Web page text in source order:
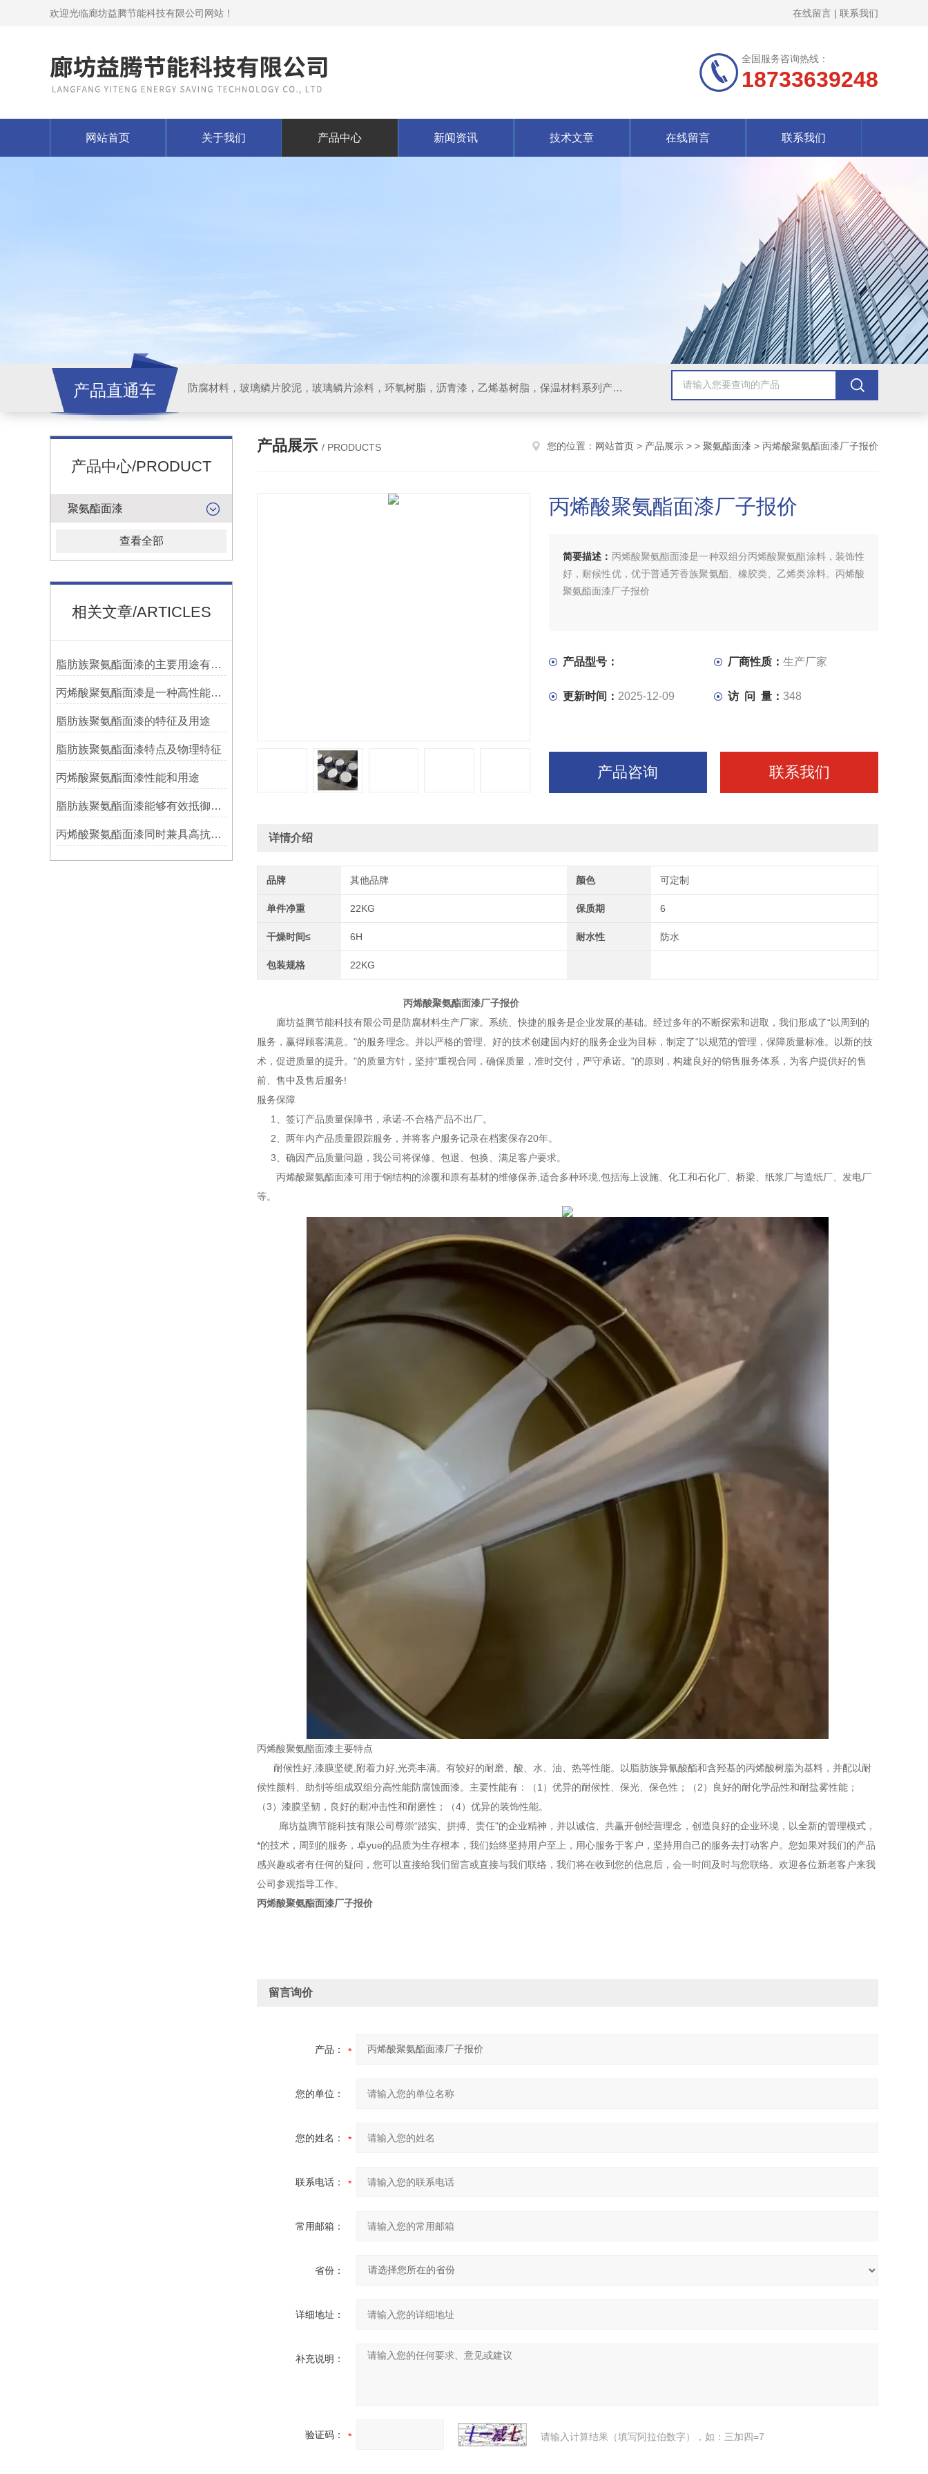
欢迎光临廊坊益腾节能科技有限公司网站！ 在线留言 | 联系我们
全国服务咨询热线：
18733639248
网站首页 关于我们 产品中心 新闻资讯 技术文章 在线留言 联系我们
产品直通车 防腐材料，玻璃鳞片胶泥，玻璃鳞片涂料，环氧树脂，沥青漆，乙烯基树脂，保温材料系列产品。
产品中心/PRODUCT
聚氨酯面漆
查看全部
相关文章/ARTICLES
脂肪族聚氨酯面漆的主要用途有哪些？
丙烯酸聚氨酯面漆是一种高性能涂料
脂肪族聚氨酯面漆的特征及用途
脂肪族聚氨酯面漆特点及物理特征
丙烯酸聚氨酯面漆性能和用途
脂肪族聚氨酯面漆能够有效抵御紫外线、湿热、酸雨等恶劣环境
丙烯酸聚氨酯面漆同时兼具高抗冲击性和耐磨性
产品展示 / PRODUCTS 您的位置： 网站首页 > 产品展示 > > 聚氨酯面漆 > 丙烯酸聚氨酯面漆厂子报价
丙烯酸聚氨酯面漆厂子报价
简要描述： 丙烯酸聚氨酯面漆是一种双组分丙烯酸聚氨酯涂料，装饰性
好，耐候性优，优于普通芳香族聚氨酯、橡胶类、乙烯类涂料。丙烯酸
聚氨酯面漆厂子报价
产品型号： 厂商性质： 生产厂家
更新时间： 2025-12-09 访 问 量： 348
产品咨询 联系我们
详情介绍
品牌 其他品牌 颜色 可定制
单件净重 22KG 保质期 6
干燥时间≤ 6H 耐水性 防水
包装规格 22KG
丙烯酸聚氨酯面漆厂子报价
廊坊益腾节能科技有限公司是防腐材料生产厂家。系统、快捷的服务是企业发展的基础。经过多年的不断探索和进取，我们形成了“以周到的
服务，赢得顾客满意。"的服务理念。并以严格的管理、好的技术创建国内好的服务企业为目标，制定了“以规范的管理，保障质量标准。以新的技
术，促进质量的提升。"的质量方针，坚持“重视合同，确保质量，准时交付，严守承诺。"的原则，构建良好的销售服务体系，为客户提供好的售
前、售中及售后服务!
服务保障
1、签订产品质量保障书，承诺-不合格产品不出厂。
2、两年内产品质量跟踪服务，并将客户服务记录在档案保存20年。
3、确因产品质量问题，我公司将保修、包退、包换、满足客户要求。
丙烯酸聚氨酯面漆可用于钢结构的涂覆和原有基材的维修保养,适合多种环境,包括海上设施、化工和石化厂、桥梁、纸浆厂与造纸厂、发电厂
等。
丙烯酸聚氨酯面漆主要特点
耐候性好,漆膜坚硬,附着力好,光亮丰满。有较好的耐磨、酸、水、油、热等性能。以脂肪族异氰酸酯和含羟基的丙烯酸树脂为基料，并配以耐
候性颜料、助剂等组成双组分高性能防腐蚀面漆。主要性能有：（1）优异的耐候性、保光、保色性；（2）良好的耐化学品性和耐盐雾性能；
（3）漆膜坚韧，良好的耐冲击性和耐磨性；（4）优异的装饰性能。
廊坊益腾节能科技有限公司尊崇“踏实、拼搏、责任"的企业精神，并以诚信、共赢开创经营理念，创造良好的企业环境，以全新的管理模式，
*的技术，周到的服务，卓yue的品质为生存根本，我们始终坚持用户至上，用心服务于客户，坚持用自己的服务去打动客户。您如果对我们的产品
感兴趣或者有任何的疑问，您可以直接给我们留言或直接与我们联络，我们将在收到您的信息后，会一时间及时与您联络。欢迎各位新老客户来我
公司参观指导工作。
丙烯酸聚氨酯面漆厂子报价
留言询价
产品：
您的单位：
您的姓名：
联系电话：
常用邮箱：
省份：
详细地址：
补充说明：
验证码： 请输入计算结果（填写阿拉伯数字），如：三加四=7